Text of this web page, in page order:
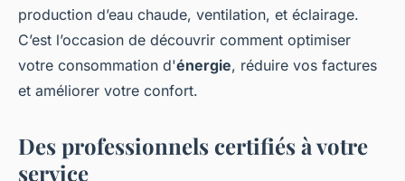
production d’eau chaude, ventilation, et éclairage.
C’est l’occasion de découvrir comment optimiser
votre consommation d'énergie, réduire vos factures
et améliorer votre confort.
Des professionnels certifiés à votre
service